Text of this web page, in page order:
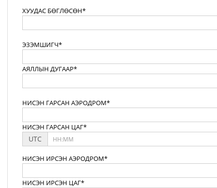
ХУУДАС БӨГЛӨСӨН*
ЭЗЭМШИГЧ*
АЯЛЛЫН ДУГААР*
НИСЭН ГАРСАН АЭРОДРОМ*
НИСЭН ГАРСАН ЦАГ*
UTC
НИСЭН ИРСЭН АЭРОДРОМ*
НИСЭН ИРСЭН ЦАГ*